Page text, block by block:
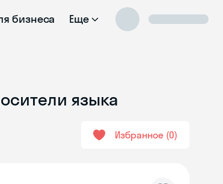
бизнеса Еще
языка
Избранное 0